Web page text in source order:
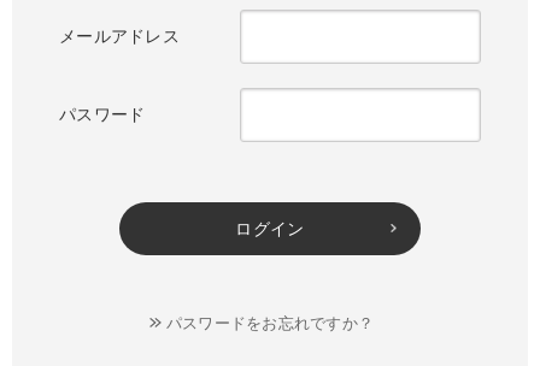
メールアドレス
パスワード
ログイン
パスワードをお忘れですか？